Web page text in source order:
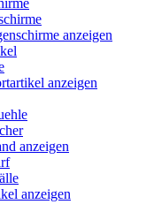
anzeigen
anzeigen
anzeigen
anzeigen